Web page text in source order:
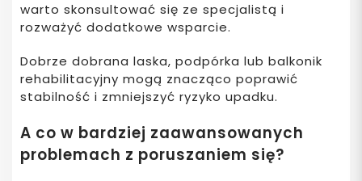
warto skonsultować się ze specjalistą i
rozważyć dodatkowe wsparcie.
Dobrze dobrana laska, podpórka lub balkonik
rehabilitacyjny mogą znacząco poprawić
stabilność i zmniejszyć ryzyko upadku.
A co w bardziej zaawansowanych
problemach z poruszaniem się?